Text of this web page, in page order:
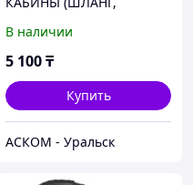
D=6мм)
В наличии
5 100₸
Купить
АСКОМ - Уральск